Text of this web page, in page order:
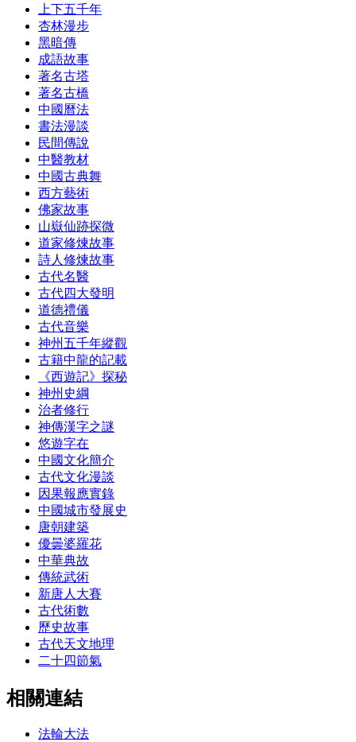
上下五千年
杏林漫步
黑暗傳
成語故事
著名古塔
著名古橋
中國曆法
書法漫談
民間傳說
中醫教材
中國古典舞
西方藝術
佛家故事
山嶽仙跡探微
道家修煉故事
詩人修煉故事
古代名醫
古代四大發明
道德禮儀
古代音樂
神州五千年縱觀
古籍中龍的記載
《西遊記》探秘
神州史綱
治者修行
神傳漢字之謎
悠遊字在
中國文化簡介
古代文化漫談
因果報應實錄
中國城市發展史
唐朝建築
優曇婆羅花
中華典故
傳統武術
新唐人大賽
古代術數
歷史故事
古代天文地理
二十四節氣
相關連結
法輪大法